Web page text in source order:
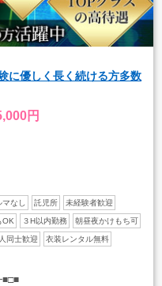
に優しく長く続ける方多数
円
マなし 託児所 未経験者歓迎
OK ３H以内勤務 朝昼夜かけもち可
同士歓迎 衣装レンタル無料